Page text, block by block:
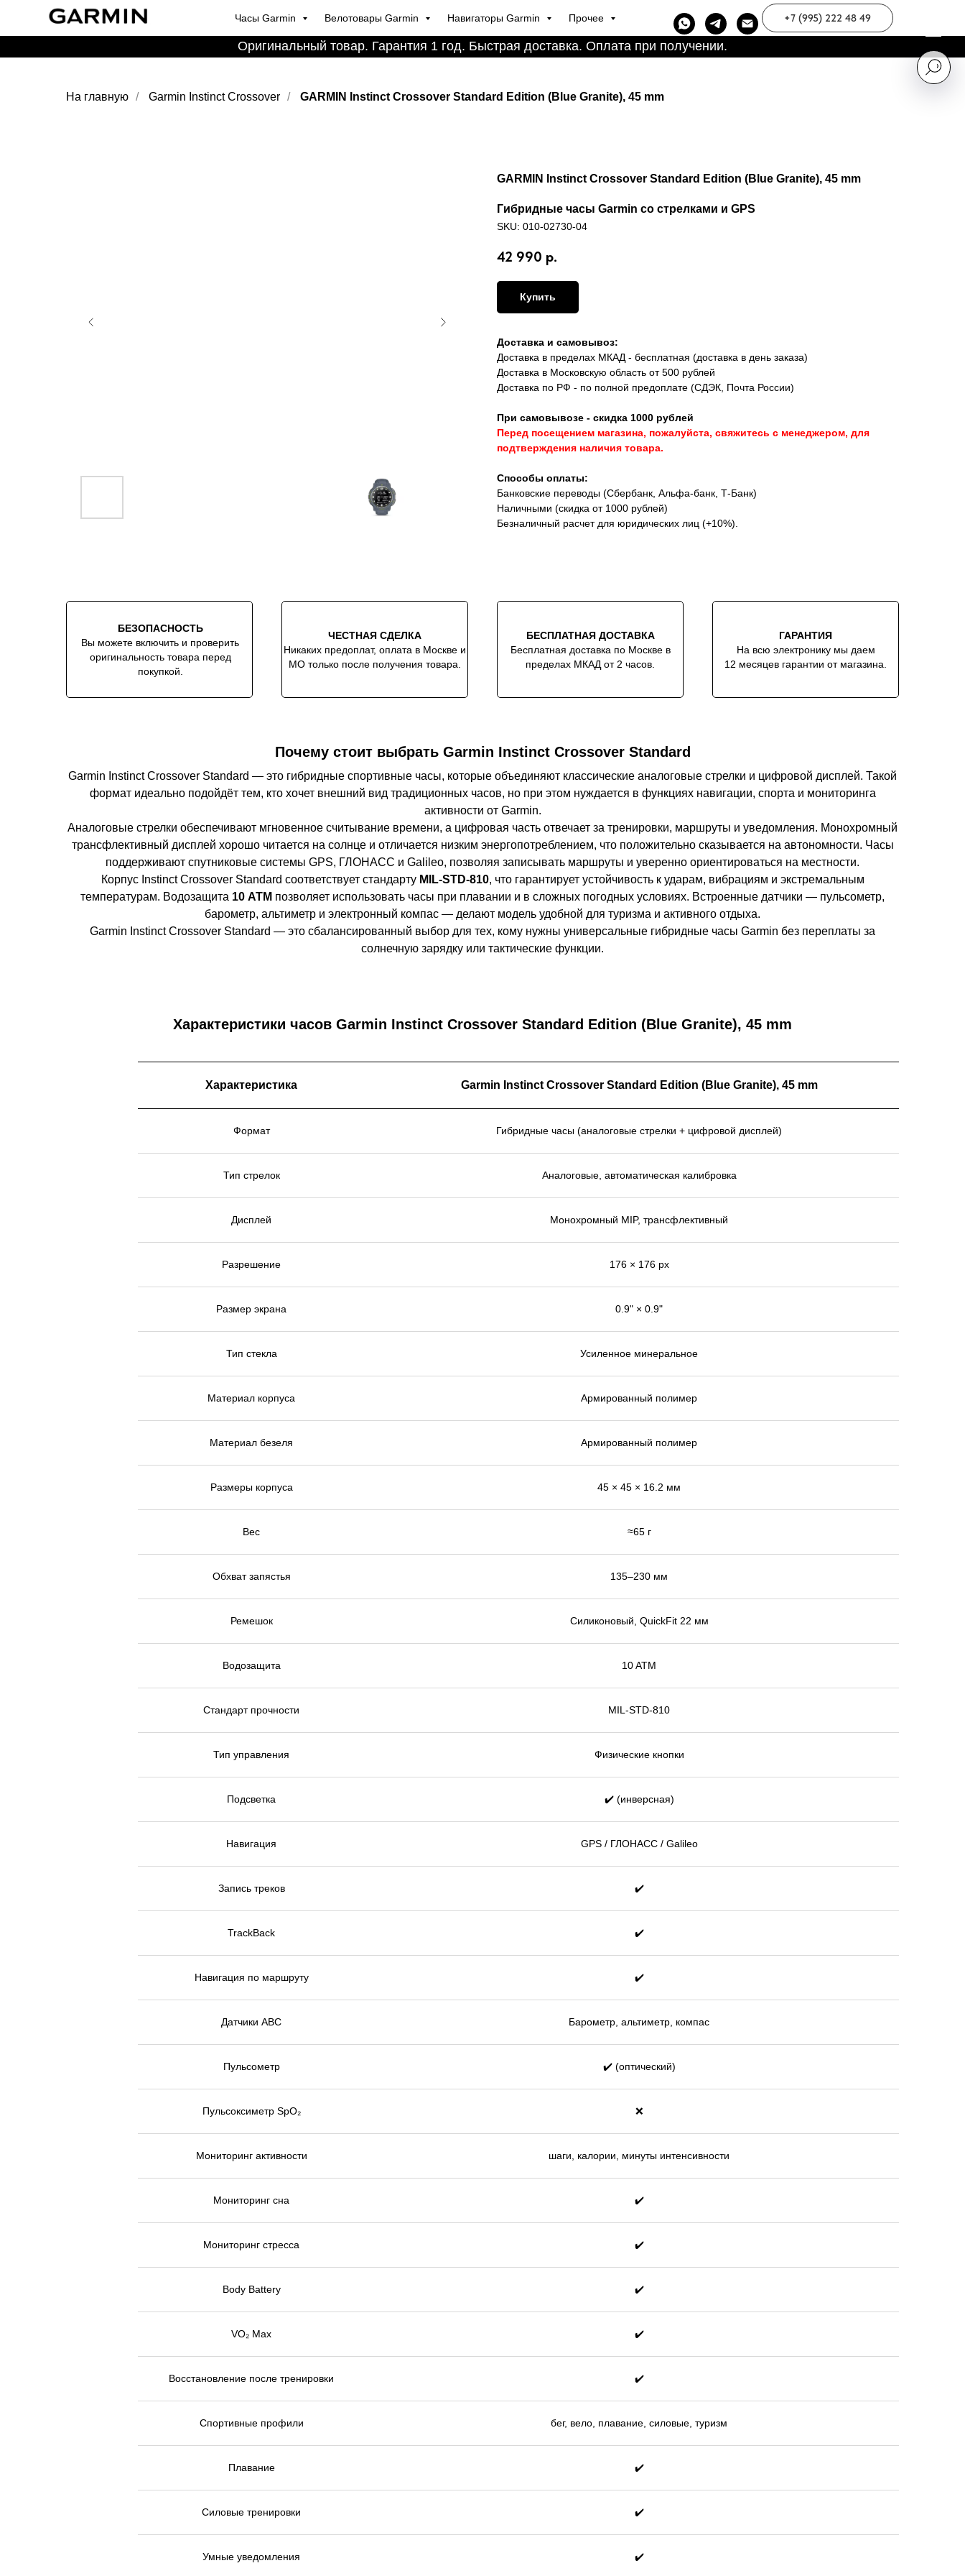
Часы Garmin Велотовары Garmin Навигаторы Garmin Прочее +7 (995) 222 48 49
Оригинальный товар. Гарантия 1 год. Быстрая доставка. Оплата при получении.
На главную / Garmin Instinct Crossover / GARMIN Instinct Crossover Standard Edition (Blue Granite), 45 mm
GARMIN Instinct Crossover Standard Edition (Blue Granite), 45 mm
Гибридные часы Garmin со стрелками и GPS
SKU: 010-02730-04
42 990 р.
Купить
Доставка и самовывоз:
Доставка в пределах МКАД - бесплатная (доставка в день заказа)
Доставка в Московскую область от 500 рублей
Доставка по РФ - по полной предоплате (СДЭК, Почта России)
При самовывозе - скидка 1000 рублей
Перед посещением магазина, пожалуйста, свяжитесь с менеджером, для
подтверждения наличия товара.
Способы оплаты:
Банковские переводы (Сбербанк, Альфа-банк, Т-Банк)
Наличными (скидка от 1000 рублей)
Безналичный расчет для юридических лиц (+10%).
БЕЗОПАСНОСТЬ
Вы можете включить и проверить
оригинальность товара перед
покупкой.
ГАРАНТИЯ
На всю электронику мы даем
12 месяцев гарантии от магазина.
БЕСПЛАТНАЯ ДОСТАВКА
Бесплатная доставка по Москве в
пределах МКАД от 2 часов.
ЧЕСТНАЯ СДЕЛКА
Никаких предоплат, оплата в Москве и
МО только после получения товара.
Почему стоит выбрать Garmin Instinct Crossover Standard
Garmin Instinct Crossover Standard — это гибридные спортивные часы, которые объединяют классические аналоговые стрелки и цифровой дисплей. Такой
формат идеально подойдёт тем, кто хочет внешний вид традиционных часов, но при этом нуждается в функциях навигации, спорта и мониторинга
активности от Garmin.
Аналоговые стрелки обеспечивают мгновенное считывание времени, а цифровая часть отвечает за тренировки, маршруты и уведомления. Монохромный
трансфлективный дисплей хорошо читается на солнце и отличается низким энергопотреблением, что положительно сказывается на автономности. Часы
поддерживают спутниковые системы GPS, ГЛОНАСС и Galileo, позволяя записывать маршруты и уверенно ориентироваться на местности.
Корпус Instinct Crossover Standard соответствует стандарту MIL-STD-810, что гарантирует устойчивость к ударам, вибрациям и экстремальным
температурам. Водозащита 10 ATM позволяет использовать часы при плавании и в сложных погодных условиях. Встроенные датчики — пульсометр,
барометр, альтиметр и электронный компас — делают модель удобной для туризма и активного отдыха.
Garmin Instinct Crossover Standard — это сбалансированный выбор для тех, кому нужны универсальные гибридные часы Garmin без переплаты за
солнечную зарядку или тактические функции.
Характеристики часов Garmin Instinct Crossover Standard Edition (Blue Granite), 45 mm
Характеристика Garmin Instinct Crossover Standard Edition (Blue Granite), 45 mm
Формат Гибридные часы (аналоговые стрелки + цифровой дисплей)
Тип стрелок Аналоговые, автоматическая калибровка
Дисплей Монохромный MIP, трансфлективный
Разрешение 176 × 176 px
Размер экрана 0.9" × 0.9"
Тип стекла Усиленное минеральное
Материал корпуса Армированный полимер
Материал безеля Армированный полимер
Размеры корпуса 45 × 45 × 16.2 мм
Вес ≈65 г
Обхват запястья 135–230 мм
Ремешок Силиконовый, QuickFit 22 мм
Водозащита 10 ATM
Стандарт прочности MIL-STD-810
Тип управления Физические кнопки
Подсветка ✔️ (инверсная)
Навигация GPS / ГЛОНАСС / Galileo
Запись треков ✔️
TrackBack ✔️
Навигация по маршруту ✔️
Датчики ABC Барометр, альтиметр, компас
Пульсометр ✔️ (оптический)
Пульсоксиметр SpO₂ ❌
Мониторинг активности шаги, калории, минуты интенсивности
Мониторинг сна ✔️
Мониторинг стресса ✔️
Body Battery ✔️
VO₂ Max ✔️
Восстановление после тренировки ✔️
Спортивные профили бег, вело, плавание, силовые, туризм
Плавание ✔️
Силовые тренировки ✔️
Умные уведомления ✔️